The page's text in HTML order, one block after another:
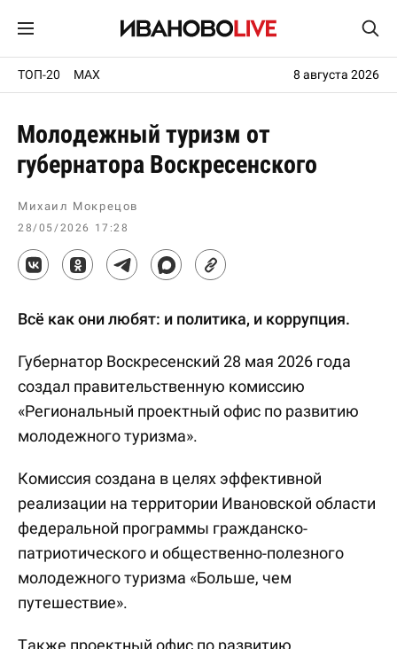
ТОП-20 MAX 8 августа 2026
Молодежный туризм от
губернатора Воскресенского
Михаил Мокрецов
28/05/2026 17:28
Всё как они любят: и политика, и коррупция.
Губернатор Воскресенский 28 мая 2026 года
создал правительственную комиссию
«Региональный проектный офис по развитию
молодежного туризма».
Комиссия создана в целях эффективной
реализации на территории Ивановской области
федеральной программы гражданско-
патриотического и общественно-полезного
молодежного туризма «Больше, чем
путешествие».
Также проектный офис по развитию